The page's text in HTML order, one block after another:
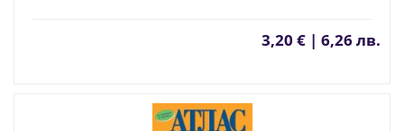
3,20 € | 6,26 лв.